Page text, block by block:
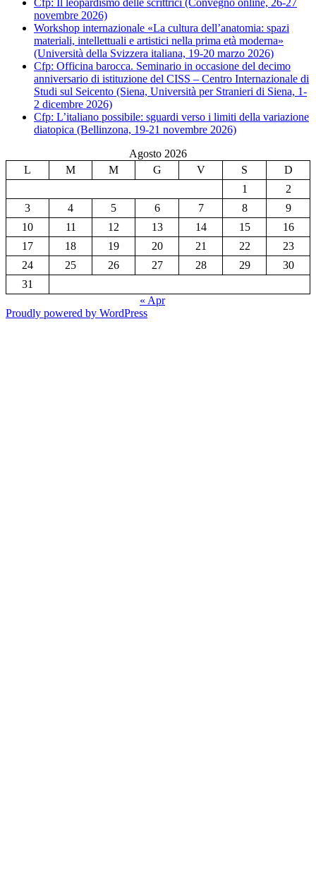
Cfp: Il leopardismo delle scrittrici (Convegno online, 26-27
novembre 2026)
Workshop internazionale «La cultura dell’anatomia: spazi
materiali, intellettuali e artistici nella prima età moderna»
(Università della Svizzera italiana, 19-20 marzo 2026)
Cfp: Officina barocca. Seminario in occasione del decimo
anniversario di istituzione del CISS – Centro Internazionale di
Studi sul Seicento (Siena, Università per Stranieri di Siena, 1-
2 dicembre 2026)
Cfp: L’italiano possibile: sguardi verso i limiti della variazione
diatopica (Bellinzona, 19-21 novembre 2026)
Agosto 2026
L
M M G V S
D
1
2
3
4 5 6 7 8
9
10
11 12 13 14 15
16
17
18 19 20 21 22
23
24
25 26 27 28 29
30
31
« Apr
Proudly powered by WordPress